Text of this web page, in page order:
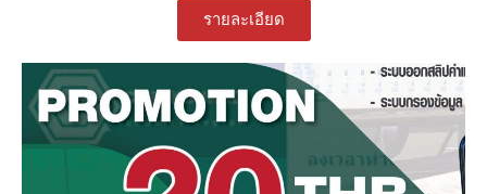
รายละเอียด